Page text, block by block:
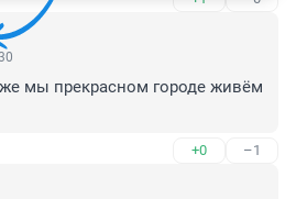
мы прекрасном городе живём
+0 –1